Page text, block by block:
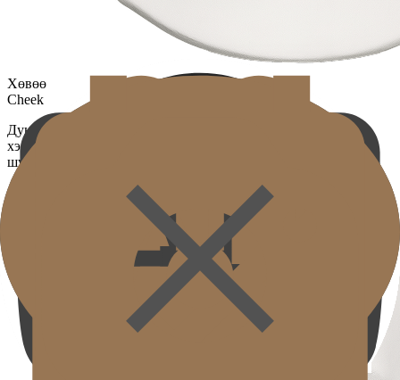
Хөвөө
Cheek
Дунд нүүрний хэсгийн уян хатан бууралт болон хонхор
хэсгүүдийг сайжруулж, эзэлхүүнтэй, уян хатан нүүрний
шугам үүсгэдэг.